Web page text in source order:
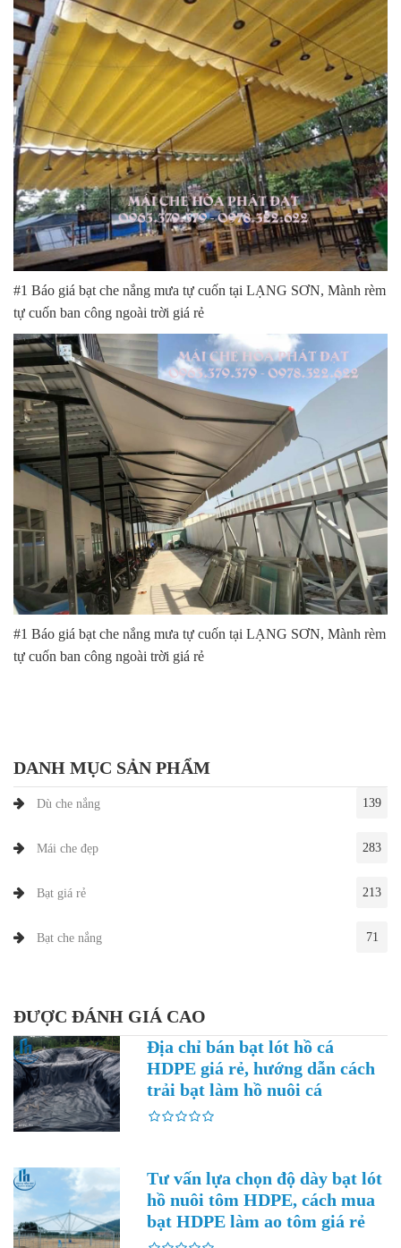
#1 Báo giá bạt che nắng mưa tự cuốn tại LẠNG SƠN, Mành rèm
tự cuốn ban công ngoài trời giá rẻ
#1 Báo giá bạt che nắng mưa tự cuốn tại LẠNG SƠN, Mành rèm
tự cuốn ban công ngoài trời giá rẻ
DANH MỤC SẢN PHẨM
Dù che nắng 139
Mái che đẹp 283
Bạt giá rẻ 213
Bạt che nắng 71
ĐƯỢC ĐÁNH GIÁ CAO
Địa chỉ bán bạt lót hồ cá
HDPE giá rẻ, hướng dẫn cách
trải bạt làm hồ nuôi cá
Tư vấn lựa chọn độ dày bạt lót
hồ nuôi tôm HDPE, cách mua
bạt HDPE làm ao tôm giá rẻ